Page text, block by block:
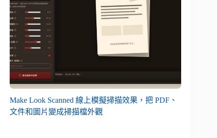
Make Look Scanned 線上模擬掃描效果，把 PDF、
文件和圖片變成掃描檔外觀